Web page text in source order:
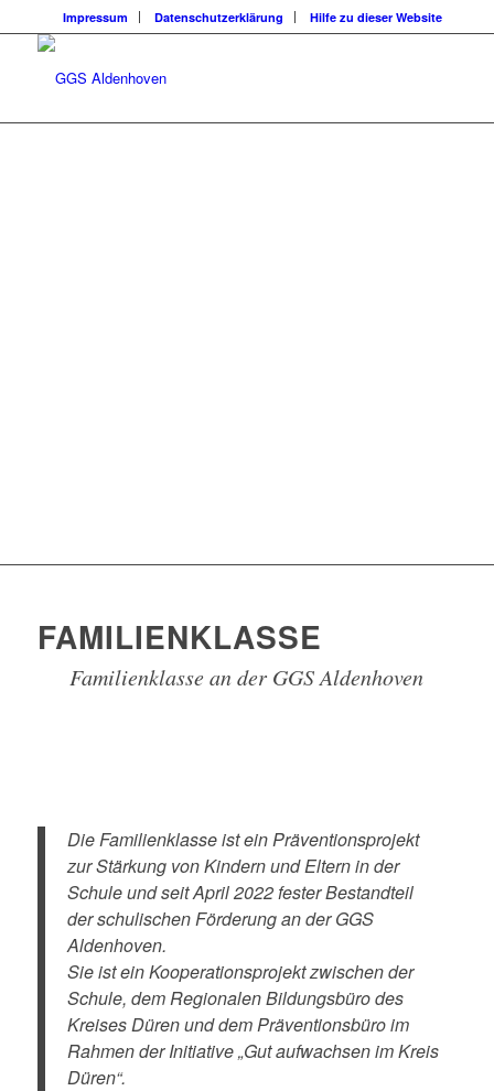
Impressum Datenschutzerklärung Hilfe zu dieser Website
FAMILIENKLASSE
Familienklasse an der GGS Aldenhoven
Die Familienklasse ist ein Präventionsprojekt
zur Stärkung von Kindern und Eltern in der
Schule und seit April 2022 fester Bestandteil
der schulischen Förderung an der GGS
Aldenhoven.
Sie ist ein Kooperationsprojekt zwischen der
Schule, dem Regionalen Bildungsbüro des
Kreises Düren und dem Präventionsbüro im
Rahmen der Initiative „Gut aufwachsen im Kreis
Düren“.